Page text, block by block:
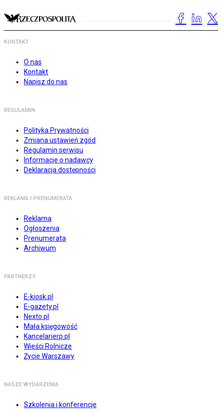
KONTAKT
O nas
Kontakt
Napisz do nas
REGULAMIN
Polityka Prywatności
Zmiana ustawień zgód
Regulamin serwisu
Informacje o nadawcy
Deklaracja dostępności
REKLAMA I PRENUMERATA
Reklama
Ogłoszenia
Prenumerata
Archiwum
PARTNERZY
E-kiosk.pl
E-gazety.pl
Nexto.pl
Mała księgowość
Kancelarierp.pl
Wieści Rolnicze
Życie Warszawy
NASZE WYDARZENIA
Szkolenia i konferencje